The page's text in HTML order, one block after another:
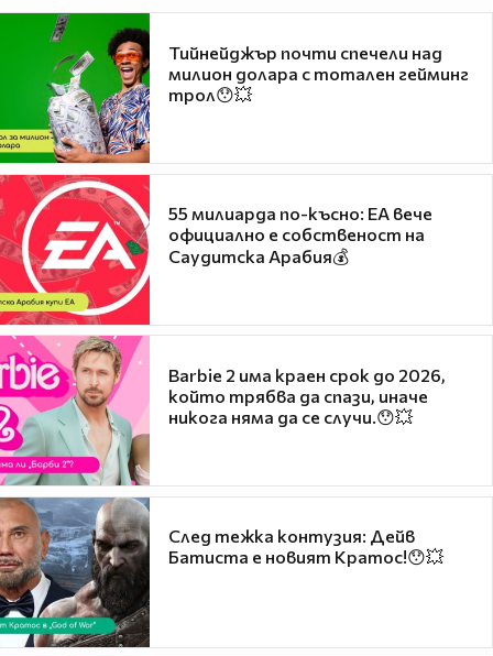
Тийнейджър почти спечели над
милион долара с тотален гейминг
трол😯💥
55 милиарда по-късно: EA вече
официално е собственост на
Саудитска Арабия💰
Barbie 2 има краен срок до 2026,
който трябва да спази, иначе
никога няма да се случи.😯💥
След тежка контузия: Дейв
Батиста е новият Кратос!😯💥